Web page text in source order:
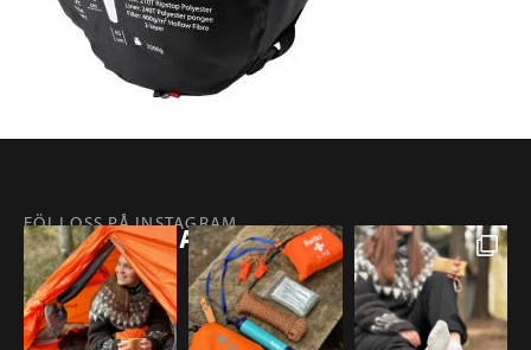
FÖLJ OSS PÅ INSTAGRAM
@RETKIFINLAND